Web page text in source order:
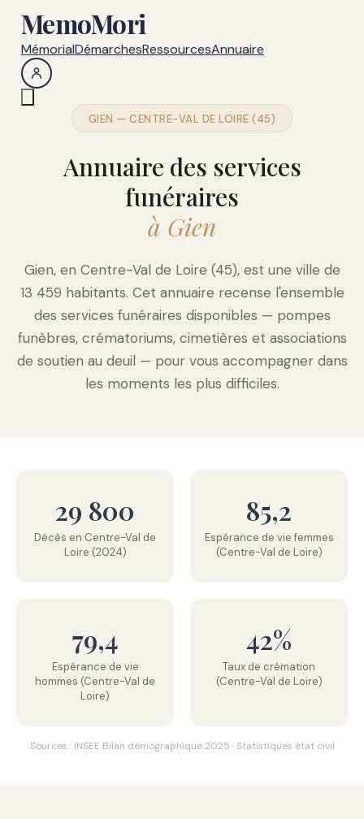
MemoMori
MémorialDémarchesRessourcesAnnuaire
GIEN — CENTRE-VAL DE LOIRE (45)
Annuaire des services
funéraires
à Gien
Gien, en Centre-Val de Loire (45), est une ville de
13 459 habitants. Cet annuaire recense l'ensemble
des services funéraires disponibles — pompes
funèbres, crématoriums, cimetières et associations
de soutien au deuil — pour vous accompagner dans
les moments les plus difficiles.
29 800
Décès en Centre-Val de
Loire (2024)
85,2
Espérance de vie femmes
(Centre-Val de Loire)
79,4
Espérance de vie
hommes (Centre-Val de
Loire)
42%
Taux de crémation
(Centre-Val de Loire)
Sources : INSEE Bilan démographique 2025 · Statistiques état civil